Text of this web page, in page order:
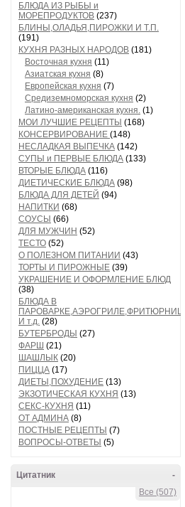
БЛЮДА ИЗ РЫБЫ и
МОРЕПРОДУКТОВ (237)
БЛИНЫ,ОЛАДЬЯ,ПИРОЖКИ И Т.П.
(191)
КУХНЯ РАЗНЫХ НАРОДОВ (181)
Восточная кухня (11)
Азиатская кухня (8)
Европейская кухня (7)
Средиземноморская кухня (2)
Латино-американская кухня. (1)
МОИ ЛУЧШИЕ РЕЦЕПТЫ (168)
КОНСЕРВИРОВАНИЕ (148)
НЕСЛАДКАЯ ВЫПЕЧКА (142)
СУПЫ и ПЕРВЫЕ БЛЮДА (133)
ВТОРЫЕ БЛЮДА (116)
ДИЕТИЧЕСКИЕ БЛЮДА (98)
БЛЮДА ДЛЯ ДЕТЕЙ (94)
НАПИТКИ (68)
СОУСЫ (66)
ДЛЯ МУЖЧИН (52)
ТЕСТО (52)
О ПОЛЕЗНОМ ПИТАНИИ (43)
ТОРТЫ И ПИРОЖНЫЕ (39)
УКРАШЕНИЕ И ОФОРМЛЕНИЕ БЛЮД
(38)
БЛЮДА В
ПАРОВАРКЕ,АЭРОГРИЛЕ,ФРИТЮРНИЦЕ
И т.д. (28)
БУТЕРБРОДЫ (27)
ФАРШ (21)
ШАШЛЫК (20)
ПИЦЦА (17)
ДИЕТЫ,ПОХУДЕНИЕ (13)
ЭКЗОТИЧЕСКАЯ КУХНЯ (13)
СЕКС-КУХНЯ (11)
ОТ АДМИНА (8)
ПОСТНЫЕ РЕЦЕПТЫ (7)
ВОПРОСЫ-ОТВЕТЫ (5)
-
Цитатник
Все (507)